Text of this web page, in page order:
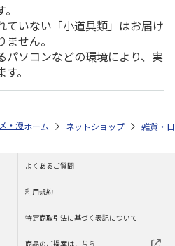
ていない「小道具類」はお届け
せん。
パソコンなどの環境により、実
。
・漫画 負けヒロインが多すぎる！
ホーム ネットショップ 雑貨・
よくあるご質問
利用規約
特定商取引法に基づく表記について
商品のご提案はこちら